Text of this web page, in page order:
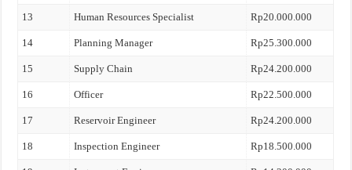
13 Human Resources Specialist Rp20.000.000
14 Planning Manager Rp25.300.000
15 Supply Chain Rp24.200.000
16 Officer Rp22.500.000
17 Reservoir Engineer Rp24.200.000
18 Inspection Engineer Rp18.500.000